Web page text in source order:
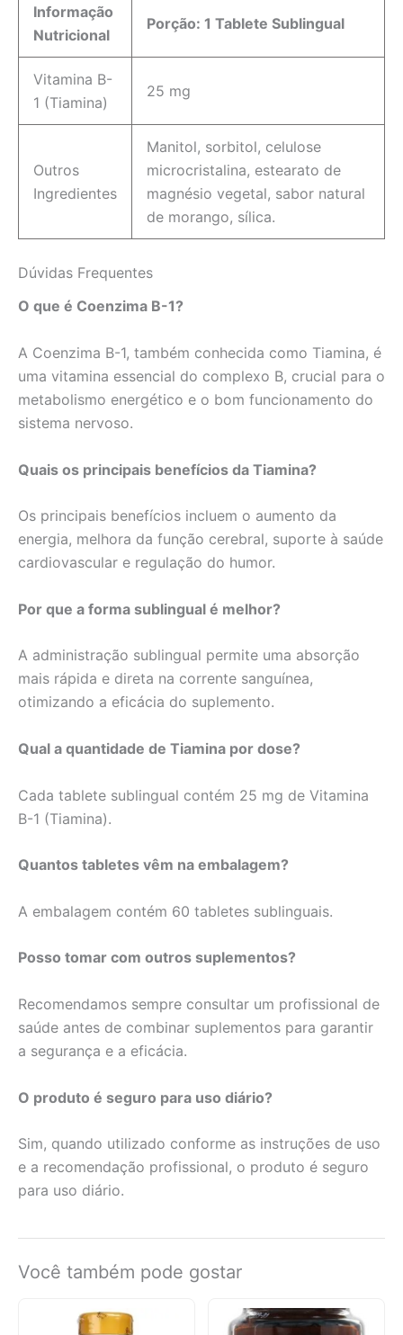
Informação
Nutricional
Porção: 1 Tablete Sublingual
Vitamina B-
1 (Tiamina)
25 mg
Outros
Ingredientes
Manitol, sorbitol, celulose
microcristalina, estearato de
magnésio vegetal, sabor natural
de morango, sílica.
Dúvidas Frequentes
O que é Coenzima B-1?
A Coenzima B-1, também conhecida como Tiamina, é
uma vitamina essencial do complexo B, crucial para o
metabolismo energético e o bom funcionamento do
sistema nervoso.
Quais os principais benefícios da Tiamina?
Os principais benefícios incluem o aumento da
energia, melhora da função cerebral, suporte à saúde
cardiovascular e regulação do humor.
Por que a forma sublingual é melhor?
A administração sublingual permite uma absorção
mais rápida e direta na corrente sanguínea,
otimizando a eficácia do suplemento.
Qual a quantidade de Tiamina por dose?
Cada tablete sublingual contém 25 mg de Vitamina
B-1 (Tiamina).
Quantos tabletes vêm na embalagem?
A embalagem contém 60 tabletes sublinguais.
Posso tomar com outros suplementos?
Recomendamos sempre consultar um profissional de
saúde antes de combinar suplementos para garantir
a segurança e a eficácia.
O produto é seguro para uso diário?
Sim, quando utilizado conforme as instruções de uso
e a recomendação profissional, o produto é seguro
para uso diário.
Você também pode gostar